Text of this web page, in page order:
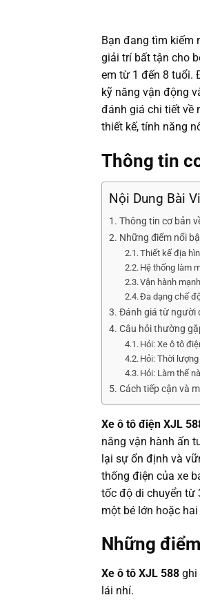
Bạn đang tìm kiếm
giải trí bất tận cho
em từ 1 đến 8 tuổi.
kỹ năng vận động
đánh giá chi tiết về
thiết kế, tính năng
Thông tin
Nội Dung Bài
Thông tin cơ bản
Những điểm nổi
Thiết kế địa
Hệ thống làm
Vận hành
Đa dạng chế
Đánh giá từ người
Câu hỏi thường
Hỏi: Xe ô tô
Hỏi: Thời
Hỏi: Làm thế
Cách tiếp cận và
Xe ô tô điện XJL
năng vận hành ấn
lại sự ổn định và
thống điện của xe
tốc độ di chuyển từ
một bé lớn hoặc
Những
Xe ô tô XJL 588 ghi
lái nhí.